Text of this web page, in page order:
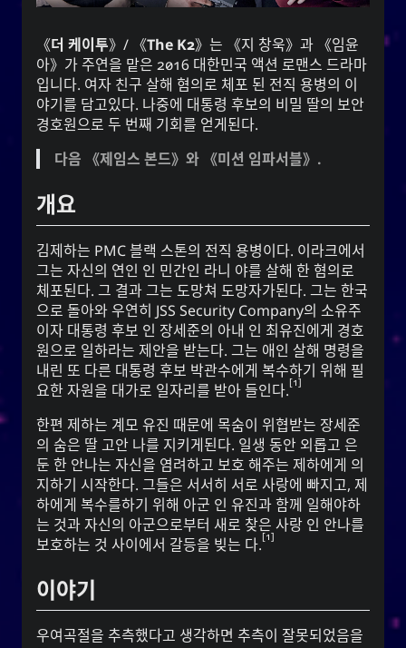
《더 케이투》/ 《The K2》는 《지 창욱》과 《임윤
아》가 주연을 맡은 2016 대한민국 액션 로맨스 드라마
입니다. 여자 친구 살해 혐의로 체포 된 전직 용병의 이
야기를 담고있다. 나중에 대통령 후보의 비밀 딸의 보안
경호원으로 두 번째 기회를 얻게된다.
다음 《제임스 본드》와 《미션 임파서블》.
개요
김제하는 PMC 블랙 스톤의 전직 용병이다. 이라크에서
그는 자신의 연인 인 민간인 라니 야를 살해 한 혐의로
체포된다. 그 결과 그는 도망쳐 도망자가된다. 그는 한국
으로 돌아와 우연히 JSS Security Company의 소유주
이자 대통령 후보 인 장세준의 아내 인 최유진에게 경호
원으로 일하라는 제안을 받는다. 그는 애인 살해 명령을
내린 또 다른 대통령 후보 박관수에게 복수하기 위해 필
요한 자원을 대가로 일자리를 받아 들인다. 1
한편 제하는 계모 유진 때문에 목숨이 위협받는 장세준
의 숨은 딸 고안 나를 지키게된다. 일생 동안 외롭고 은
둔 한 안나는 자신을 염려하고 보호 해주는 제하에게 의
지하기 시작한다. 그들은 서서히 서로 사랑에 빠지고, 제
하에게 복수를하기 위해 아군 인 유진과 함께 일해야하
는 것과 자신의 아군으로부터 새로 찾은 사랑 인 안나를
보호하는 것 사이에서 갈등을 빚는 다. 1
이야기
우여곡절을 추측했다고 생각하면 추측이 잘못되었음을
어떻게
문학
사랑
음악
사진술
스포츠
TV
웹
YOOki 연대기
**
YourOnly.One
**의 약자와 나의 별명인 **
ᜌᜓᜃᜒ
Yuki
・雪矢
)**를 매쉬업한 것이다.
흥미롭게도,
柳
는 중국의 전설에 따르면 고대 중국
의 성입니다. 성씨의 조상들은 고대 현자 왕 유순과 밀접
한 관련이 있습니다. 한국에서,
유
라는 혈통은 시
아, 한, 조선 왕조의 흔적입니다. 유순 또는 유순 성씨의
소유자들은 자선과 근면으로 명성이 높습니다.
1
그것은 또한 우아하거나 가냘프다는 뜻의
버들
또
버들 나무
와 모든 사람들에게 지속적인 영양과
자원을 제공하는 수역 근처에서 자라는 나무를 의미하
기도 합니다. 그것은 또한 기름이라는 존재를 의미할 수
있고, 단순히
U
(너)라는 존재를 의미할 수도 있습니
다.
한자
紀
는 기록하고, 단련되고, 질서를 제공하는 것
을 의미합니다. 한글과 동등한 것인
키
는 에너지, 정